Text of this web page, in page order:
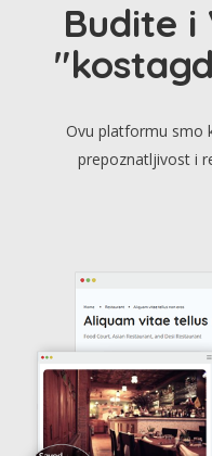
Budite i
Ovu platformu smo
prepoznatljivost i